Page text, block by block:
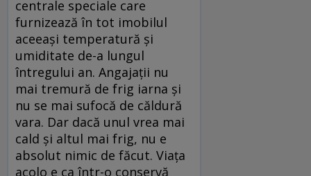
centrale speciale care
furnizează în tot imobilul
aceeași temperatură și
umiditate de-a lungul
întregului an. Angajații nu
mai tremură de frig iarna și
nu se mai sufocă de căldură
vara. Dar dacă unul vrea mai
cald și altul mai frig, nu e
absolut nimic de făcut. Viața
acolo e ca într-o conservă